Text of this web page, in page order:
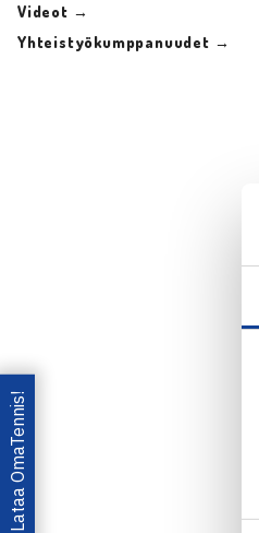
Videot →
Yhteistyökumppanuudet →
Lataa OmaTennis!